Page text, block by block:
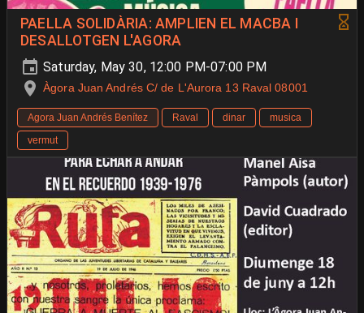
PAELLA SOLIDÀRIA: AMPLIEN EL MACBA I
DESALLOTGEN L'AGORA
Saturday, May 30, 12:00 PM-07:00 PM
Àgora Juan Andrés C/ de L'Aurora 13 Raval 08001
Agora Juan Andrés Benítez Raval dinar
musica
vermut